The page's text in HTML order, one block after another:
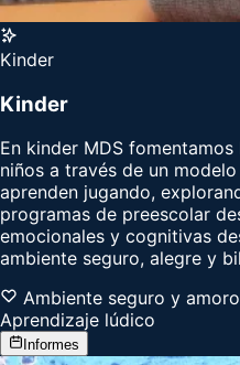
Kinder
Kinder
En kinder MDS
niños a través de un
aprenden jugando,
programas de preescolar
emocionales y cognitivas
ambiente seguro, alegre y
Ambiente seguro y
Aprendizaje lúdico
Informes